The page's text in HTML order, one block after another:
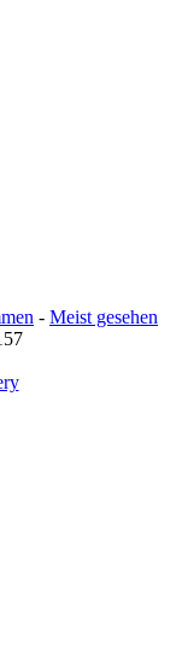
- Meist gesehen